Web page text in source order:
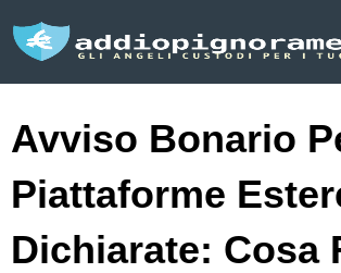
Avviso Bonario
Piattaforme
Dichiarate: Cosa